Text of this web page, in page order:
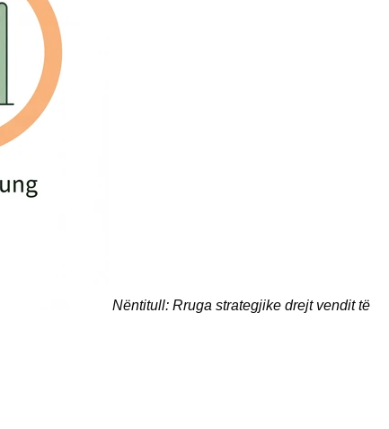
Nëntitull: Rruga strategjike drejt vendit të